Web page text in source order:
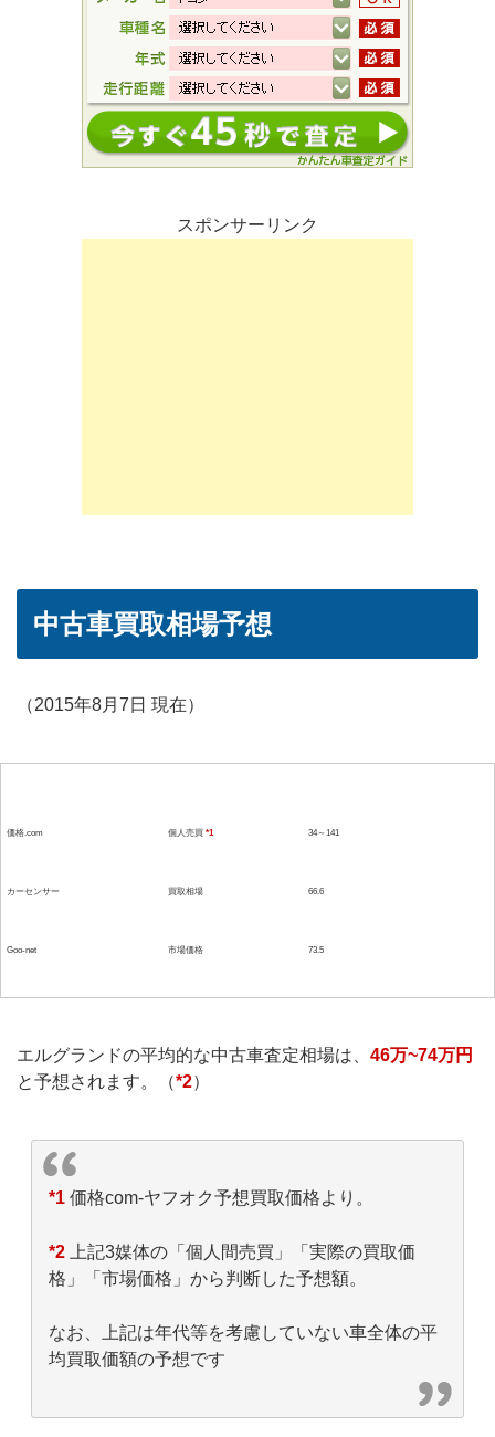
スポンサーリンク
中古車買取相場予想
（2015年8月7日 現在）
価格.com 個人売買 *1 34～141
カーセンサー 買取相場 66.6
Goo-net 市場価格 73.5
エルグランドの平均的な中古車査定相場は、 46万~74万円
と予想されます。（*2）
*1価格com-ヤフオク予想買取価格より。
*2上記3媒体の「個人間売買」「実際の買取価
格」「市場価格」から判断した予想額。
なお、上記は年代等を考慮していない車全体の平
均買取価額の予想です